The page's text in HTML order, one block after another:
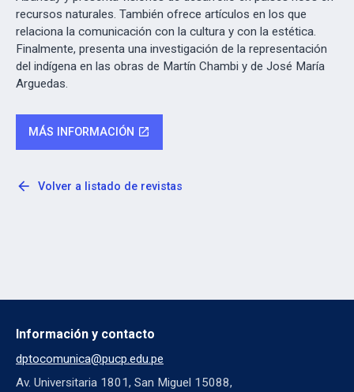
recursos naturales. También ofrece artículos en los que
relaciona la comunicación con la cultura y con la estética.
Finalmente, presenta una investigación de la representación
del indígena en las obras de Martín Chambi y de José María
Arguedas.
MÁS INFORMACIÓN open_in_new
arrow_back Volver a listado de revistas
Información y contacto
dptocomunica@pucp.edu.pe
Av. Universitaria 1801, San Miguel 15088,